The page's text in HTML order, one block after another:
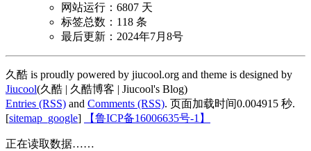
网站运行：6807 天
标签总数：118 条
最后更新：2024年7月8号
久酷 is proudly powered by jiucool.org and theme is designed by
Jiucool(久酷 | 久酷博客 | Jiucool's Blog)
Entries (RSS) and Comments (RSS). 页面加载时间0.004915 秒.
[sitemap_google] 【鲁ICP备16006635号-1】
正在读取数据……